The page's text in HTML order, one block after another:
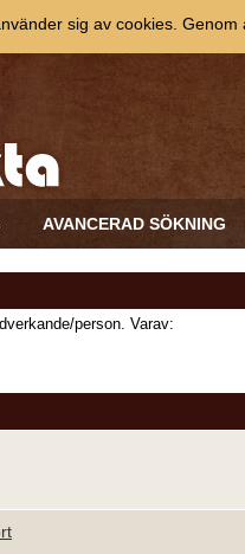
AVANCERAD SÖKNING
person. Varav:
sig av cookies.